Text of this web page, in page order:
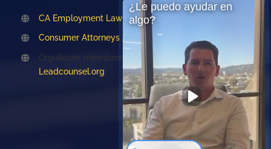
CA Employment Lawyers Association
Consumer Attorneys Association of LA
Orgullosos miembros de
Leadcounsel.org
¿Le puedo ayudar en
algo?